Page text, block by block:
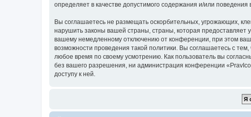
определяет в качестве допустимого содержания и/или
Вы соглашаетесь не размещать оскорбительных, угрожающих,
нарушить законы вашей страны, страны, которая предоставляет
вашему немедленному отключению от конференции, при этом
возможности проведения такой политики. Вы соглашаетесь с
любое время по своему усмотрению. Как пользователь вы
без вашего разрешения, ни администрация конференции
доступу к ней.